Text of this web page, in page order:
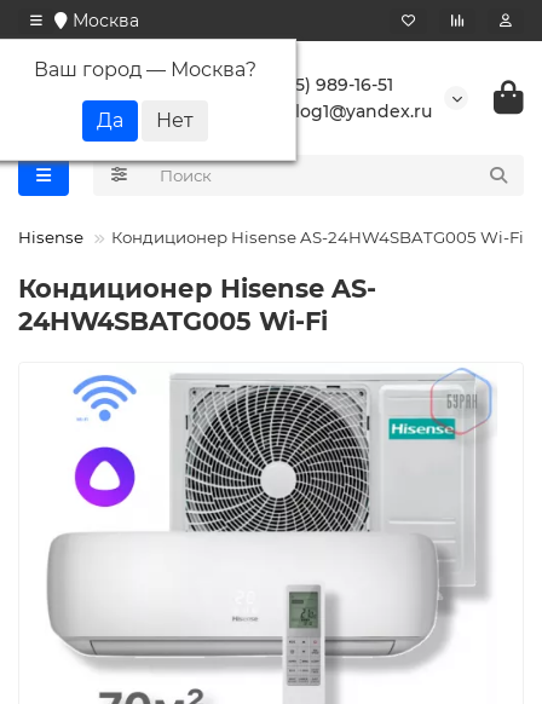
Москва
Ваш город — Москва?
+7 (495) 989-16-51
buranlog1@yandex.ru
Hisense Кондиционер Hisense AS-24HW4SBATG005 Wi-Fi
Кондиционер Hisense AS-
24HW4SBATG005 Wi-Fi